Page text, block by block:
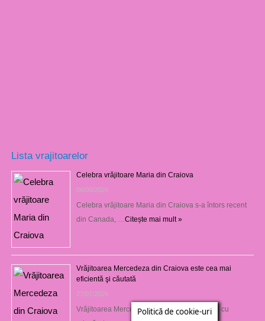
Lista vrajitoarelor
Celebra vrăjitoare Maria din Craiova
06/08/2026
Celebra vrăjitoare Maria din Craiova s-a întors recent
din Canada, … Citește mai mult »
Vrăjitoarea Mercedeza din Craiova este cea mai
eficientă şi căutată
27/07/2026
Vrăjitoarea Mercedeza din Craiova vine este cu
Politică de cookie-uri